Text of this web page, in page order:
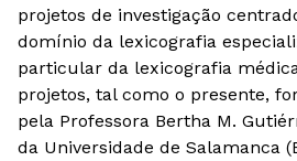
projetos de investigação
domínio da lexicografia
particular da lexicografia
projetos, tal como o presente,
pela Professora Bertha M.
da Universidade de Salamanca